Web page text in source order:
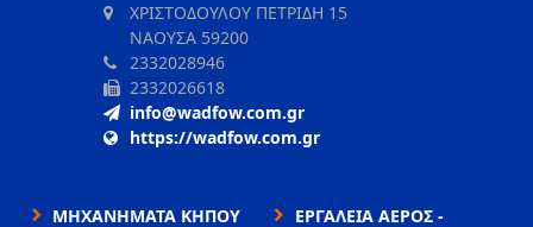
ΧΡΙΣΤΟΔΟΥΛΟΥ ΠΕΤΡΙΔΗ 15
ΝΑΟΥΣΑ 59200
2332028946
2332026618
info@wadfow.com.gr
https://wadfow.com.gr
ΜΗΧΑΝΗΜΑΤΑ ΚΗΠΟΥ
ΕΡΓΑΛΕΙΑ ΑΕΡΟΣ -